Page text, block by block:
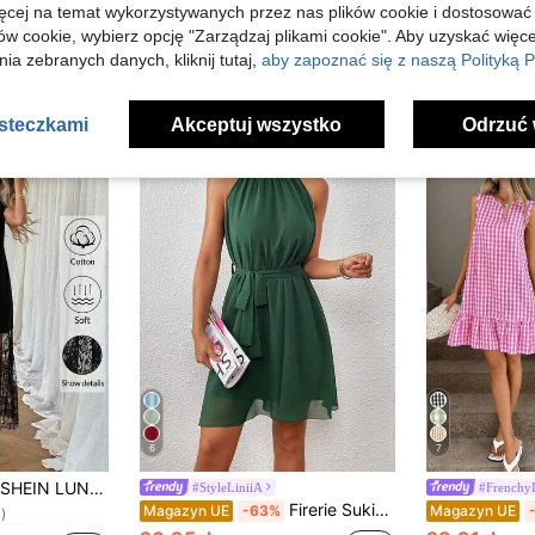
SHEIN LUNE Damska elegancka czarna letnia długa sukienka bez rękawów z koronkowymi wstawkami, casualowa, gładka, miękka, wakacyjna
w Sheer Romantyczne sukienki maxi
6
#StyleLiniiA
Magazyn UE -63% Firerie Sukienka z wiązaniem na szyi
7
Magazyn UE
na temat wykorzystywanych przez nas plików cookie i
cookie, wybierz opcję "Zarządzaj plikami cookie". Aby uzyskać
zebranych danych, kliknij tutaj, aby zapoznać się z naszą Polityką
Akceptuj wszystko Odrzuć